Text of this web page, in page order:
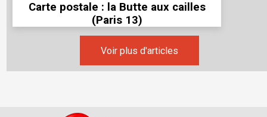
Carte postale : la Butte aux cailles
(Paris 13)
Voir plus d'articles